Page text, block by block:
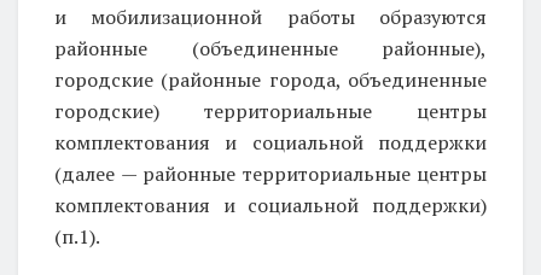
и мобилизационной работы образуются
районные (объединенные районные),
городские (районные города, объединенные
городские) территориальные центры
комплектования и социальной поддержки
(далее — районные территориальные центры
комплектования и социальной поддержки)
(п.1).